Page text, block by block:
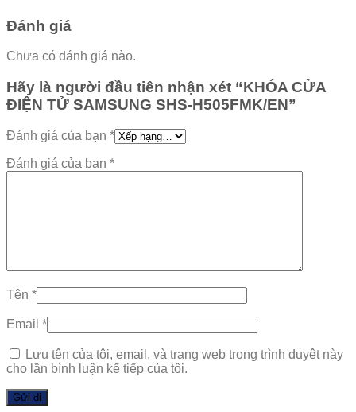
Đánh giá
Chưa có đánh giá nào.
Hãy là người đầu tiên nhận xét “KHÓA CỬA
ĐIỆN TỬ SAMSUNG SHS-H505FMK/EN”
Đánh giá của bạn *
Đánh giá của bạn *
Tên *
Email *
Lưu tên của tôi, email, và trang web trong trình duyệt này
cho lần bình luận kế tiếp của tôi.